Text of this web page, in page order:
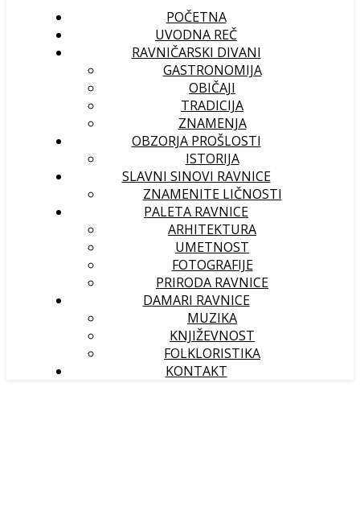
POČETNA
UVODNA REČ
RAVNIČARSKI DIVANI
GASTRONOMIJA
OBIČAJI
TRADICIJA
ZNAMENJA
OBZORJA PROŠLOSTI
ISTORIJA
SLAVNI SINOVI RAVNICE
ZNAMENITE LIČNOSTI
PALETA RAVNICE
ARHITEKTURA
UMETNOST
FOTOGRAFIJE
PRIRODA RAVNICE
DAMARI RAVNICE
MUZIKA
KNJIŽEVNOST
FOLKLORISTIKA
KONTAKT